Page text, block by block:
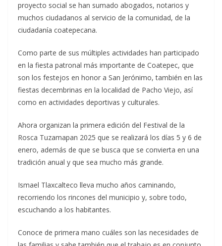
proyecto social se han sumado abogados, notarios y
muchos ciudadanos al servicio de la comunidad, de la
ciudadanía coatepecana.
Como parte de sus múltiples actividades han participado
en la fiesta patronal más importante de Coatepec, que
son los festejos en honor a San Jerónimo, también en las
fiestas decembrinas en la localidad de Pacho Viejo, así
como en actividades deportivas y culturales.
Ahora organizan la primera edición del Festival de la
Rosca Tuzamapan 2025 que se realizará los días 5 y 6 de
enero, además de que se busca que se convierta en una
tradición anual y que sea mucho más grande.
Ismael Tlaxcalteco lleva mucho años caminando,
recorriendo los rincones del municipio y, sobre todo,
escuchando a los habitantes.
Conoce de primera mano cuáles son las necesidades de